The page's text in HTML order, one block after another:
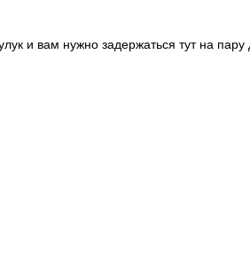
и вам нужно задержаться тут на